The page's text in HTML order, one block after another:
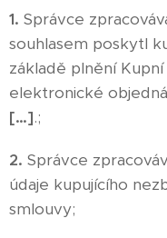
1. Správce
souhlasem poskytl
základě plnění
elektronické
[…].;
2. Správce
údaje kupujícího
smlouvy;